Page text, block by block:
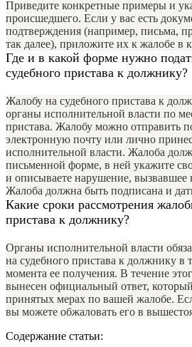
Приведите конкретные примеры и
происшедшего. Если у вас есть
подтверждения (например, письма,
так далее), приложите их к жалобе в
Где и в какой форме нужно
судебного пристава к должнику?
Жалобу на судебного пристава к
органы исполнительной власти по
пристава. Жалобу можно отправить
электронную почту или лично
исполнительной власти. Жалоба
письменной форме, в ней укажите
и описываете нарушение, вызвавшее
Жалоба должна быть подписана и
Какие сроки рассмотрения
пристава к должнику?
Органы исполнительной власти
на судебного пристава к должнику в
момента ее получения. В течение
вынесен официальный ответ,
принятых мерах по вашей жалобе.
вы можете обжаловать его в
Содержание статьи: